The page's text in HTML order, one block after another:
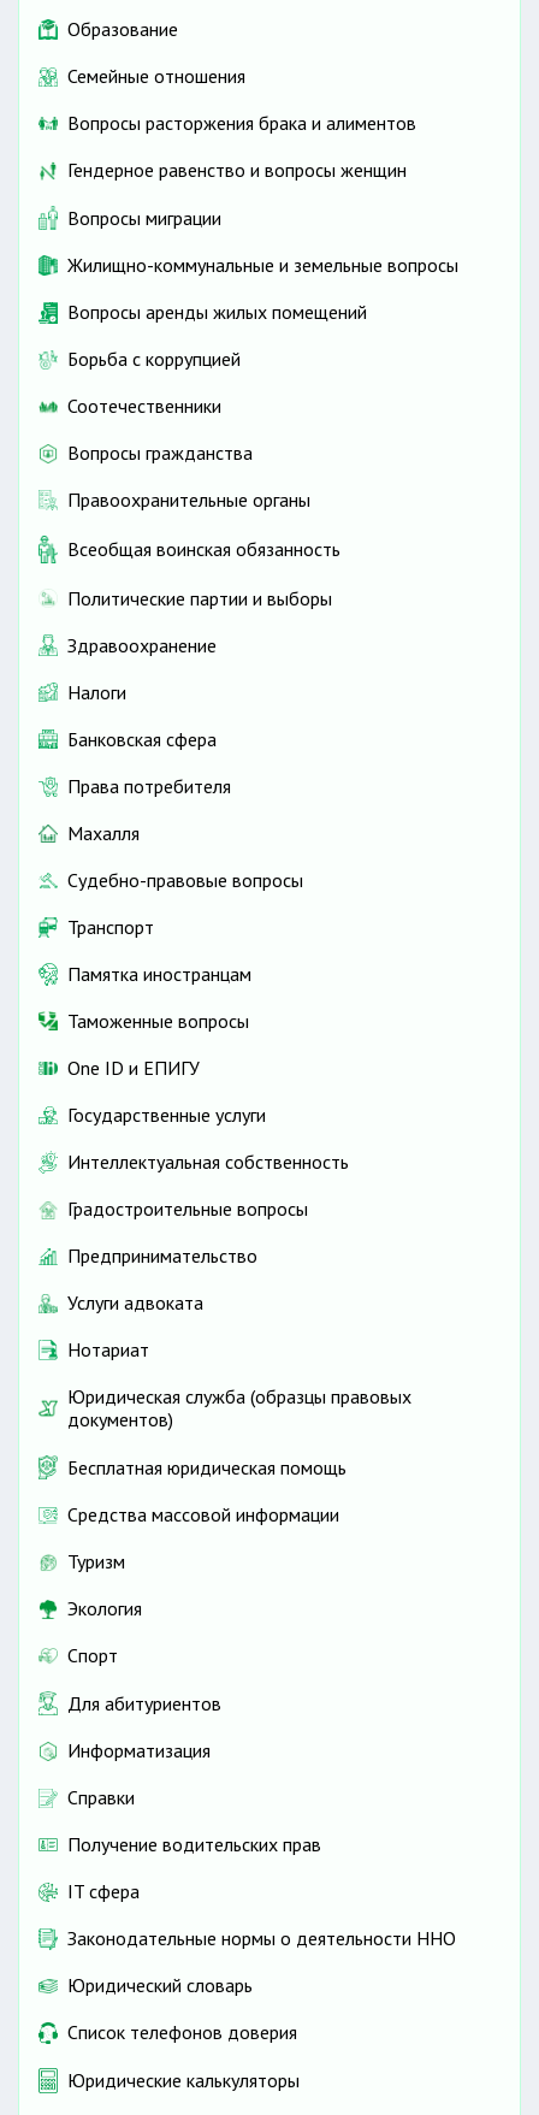
Образование
Семейные отношения
Вопросы расторжения брака и алиментов
Гендерное равенство и вопросы женщин
Вопросы миграции
Жилищно-коммунальные и земельные вопросы
Вопросы аренды жилых помещений
Борьба с коррупцией
Соотечественники
Вопросы гражданства
Правоохранительные органы
Всеобщая воинская обязанность
Политические партии и выборы
Здравоохранение
Налоги
Банковская сфера
Права потребителя
Махалля
Судебно-правовые вопросы
Транспорт
Памятка иностранцам
Таможенные вопросы
One ID и ЕПИГУ
Государственные услуги
Интеллектуальная собственность
Градостроительные вопросы
Предпринимательство
Услуги адвоката
Нотариат
Юридическая служба (образцы правовых
документов)
Бесплатная юридическая помощь
Средства массовой информации
Туризм
Экология
Спорт
Для абитуриентов
Информатизация
Справки
Получение водительских прав
IT сфера
Законодательные нормы о деятельности ННО
Юридический словарь
Список телефонов доверия
Юридические калькуляторы